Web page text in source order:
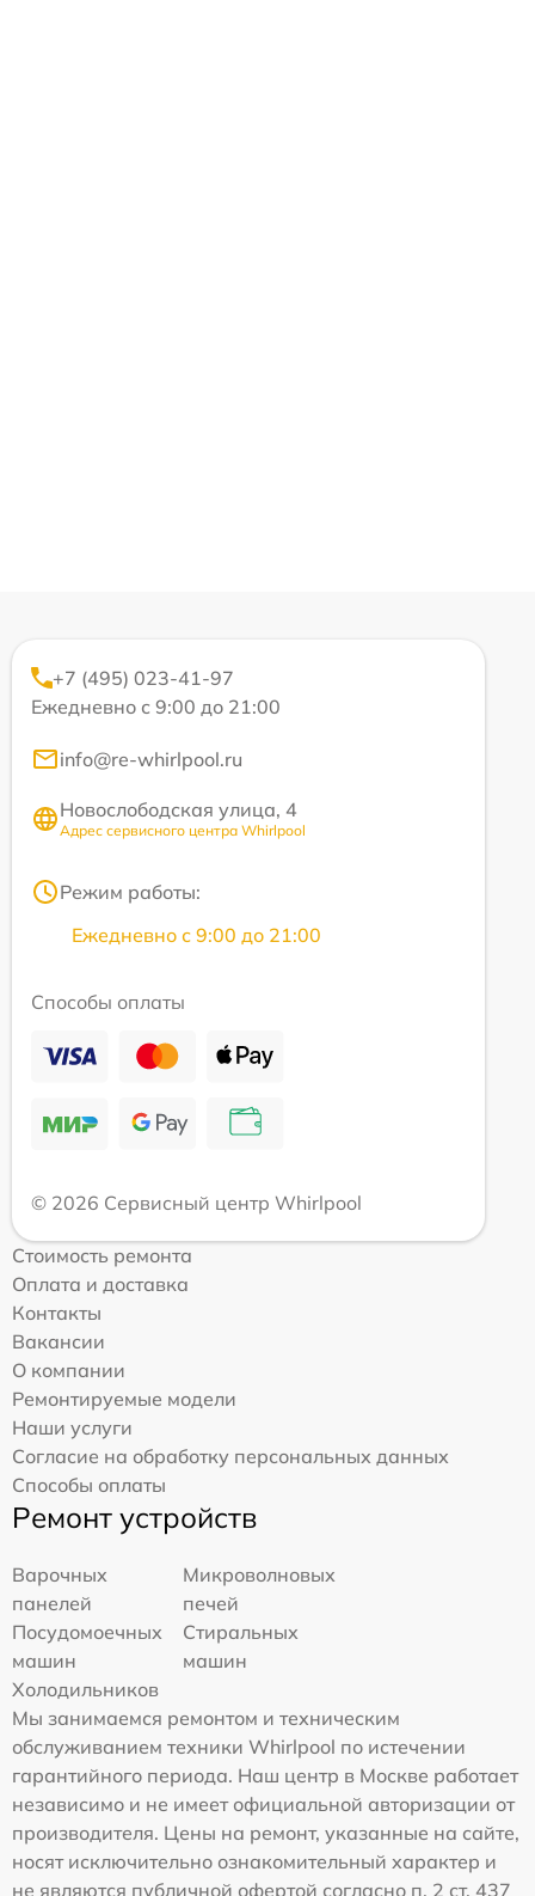
+7 (495) 023-41-97
Ежедневно с 9:00 до 21:00
info@re-whirlpool.ru
Новослободская улица, 4
Адрес сервисного центра Whirlpool
Режим работы:
Ежедневно с 9:00 до 21:00
Способы оплаты
© 2026 Сервисный центр Whirlpool
Стоимость ремонта
Оплата и доставка
Контакты
Вакансии
О компании
Ремонтируемые модели
Наши услуги
Согласие на обработку персональных данных
Способы оплаты
Ремонт устройств
Варочных
панелей
Микроволновых
печей
Посудомоечных
машин
Стиральных
машин
Холодильников
Мы занимаемся ремонтом и техническим
обслуживанием техники Whirlpool по истечении
гарантийного периода. Наш центр в Москве работает
независимо и не имеет официальной авторизации от
производителя. Цены на ремонт, указанные на сайте,
носят исключительно ознакомительный характер и
не являются публичной офертой согласно п. 2 ст. 437